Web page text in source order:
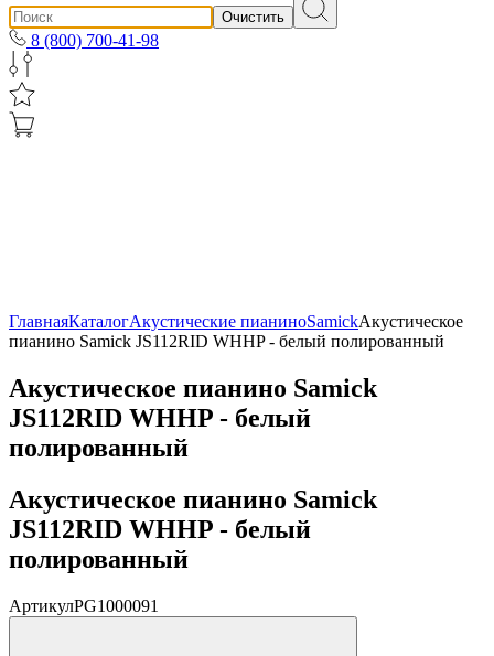
Очистить
8 (800) 700-41-98
ГлавнаяКаталогАкустические пианиноSamickАкустическое
пианино Samick JS112RID WHHP - белый полированный
Акустическое пианино Samick
JS112RID WHHP - белый
полированный
Акустическое пианино Samick
JS112RID WHHP - белый
полированный
АртикулPG1000091